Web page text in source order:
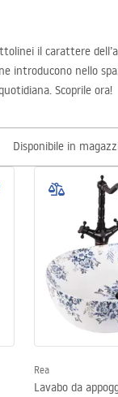
il carattere
introducono nello
Scoprile ora!
Disponibile in
Rea
Lavabo da